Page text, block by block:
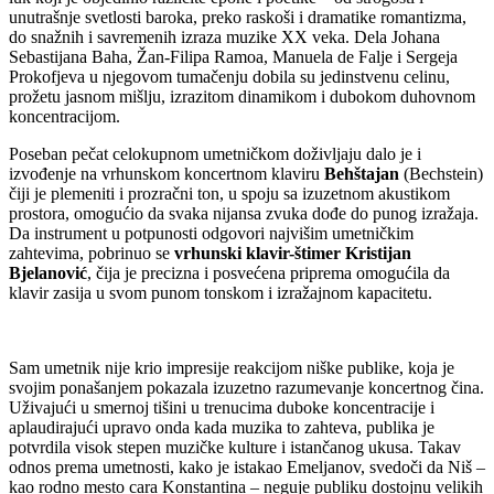
unutrašnje svetlosti baroka, preko raskoši i dramatike romantizma,
do snažnih i savremenih izraza muzike XX veka. Dela Johana
Sebastijana Baha, Žan-Filipa Ramoa, Manuela de Falje i Sergeja
Prokofjeva u njegovom tumačenju dobila su jedinstvenu celinu,
prožetu jasnom mišlju, izrazitom dinamikom i dubokom duhovnom
koncentracijom.
Poseban pečat celokupnom umetničkom doživljaju dalo je i
izvođenje na vrhunskom koncertnom klaviru Behštajan (Bechstein)
čiji je plemeniti i prozračni ton, u spoju sa izuzetnom akustikom
prostora, omogućio da svaka nijansa zvuka dođe do punog izražaja.
Da instrument u potpunosti odgovori najvišim umetničkim
zahtevima, pobrinuo se vrhunski klavir-štimer Kristijan
Bjelanović, čija je precizna i posvećena priprema omogućila da
klavir zasija u svom punom tonskom i izražajnom kapacitetu.
Sam umetnik nije krio impresije reakcijom niške publike, koja je
svojim ponašanjem pokazala izuzetno razumevanje koncertnog čina.
Uživajući u smernoj tišini u trenucima duboke koncentracije i
aplaudirajući upravo onda kada muzika to zahteva, publika je
potvrdila visok stepen muzičke kulture i istančanog ukusa. Takav
odnos prema umetnosti, kako je istakao Emeljanov, svedoči da Niš –
kao rodno mesto cara Konstantina – neguje publiku dostojnu velikih